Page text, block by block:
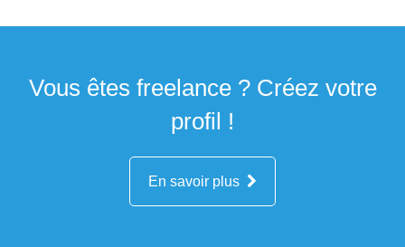
Vous êtes freelance ? Créez votre
profil !
En savoir plus